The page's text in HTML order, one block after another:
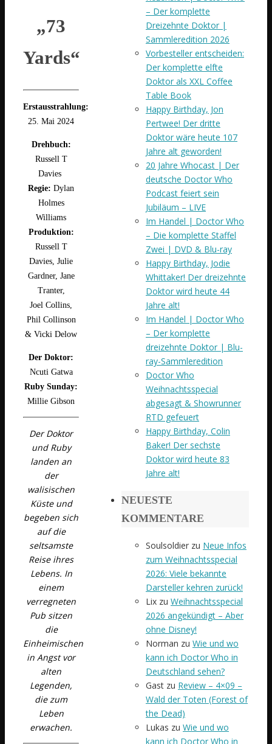
„73
Yards“
Erstausstrahlung:
25. Mai 2024
Drehbuch:
Russell T
Davies
Regie: Dylan
Holmes
Williams
Produktion:
Russell T
Davies, Julie
Gardner, Jane
Tranter,
Joel Collins,
Phil Collinson
& Vicki Delow
Der Doktor:
Ncuti Gatwa
Ruby Sunday:
Millie Gibson
Der Doktor
und Ruby
landen an
der
walisischen
Küste und
begeben sich
auf die
seltsamste
Reise ihres
Lebens. In
einem
verregneten
Pub sitzen
die
Einheimischen
in Angst vor
alten
Legenden,
die zum
Leben
erwachen.
– Der komplette
Dreizehnte Doktor |
Sammleredition 2026
Vorbesteller entscheiden:
Der komplette elfte
Doktor als XXL Coffee
Table Book
Happy Birthday, Jon
Pertwee! Der dritte
Doktor wäre heute 107
Jahre alt geworden!
20 Jahre Whocast | Der
deutsche Doctor Who
Podcast feiert sein
Jubiläum – LIVE
Im Handel | Doctor Who
– Die komplette Staffel
Zwei | DVD & Blu-ray
Happy Birthday, Jodie
Whittaker! Der dreizehnte
Doktor wird heute 44
Jahre alt!
Im Handel | Doctor Who
– Der komplette
dreizehnte Doktor | Blu-
ray-Sammleredition
Doctor Who
Weihnachtsspecial
abgesagt & Showrunner
RTD gefeuert
Happy Birthday, Colin
Baker! Der sechste
Doktor wird heute 83
Jahre alt!
NEUESTE
KOMMENTARE
Soulsoldier zu Neue Infos
zum Weihnachtsspecial
2026: Viele bekannte
Darsteller kehren zurück!
Lix zu Weihnachtsspecial
2026 angekündigt – Aber
ohne Disney!
Norman zu Wie und wo
kann ich Doctor Who in
Deutschland sehen?
Gast zu Review – 4×09 –
Wald der Toten (Forest of
the Dead)
Lukas zu Wie und wo
kann ich Doctor Who in